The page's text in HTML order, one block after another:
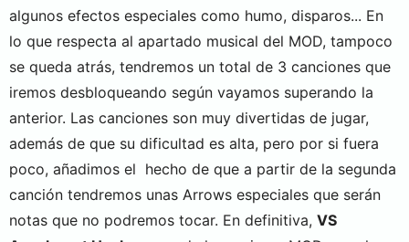
algunos efectos especiales como humo, disparos... En
lo que respecta al apartado musical del MOD, tampoco
se queda atrás, tendremos un total de 3 canciones que
iremos desbloqueando según vayamos superando la
anterior. Las canciones son muy divertidas de jugar,
además de que su dificultad es alta, pero por si fuera
poco, añadimos el hecho de que a partir de la segunda
canción tendremos unas Arrows especiales que serán
notas que no podremos tocar. En definitiva, VS